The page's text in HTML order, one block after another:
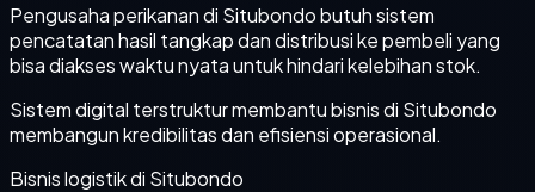
Pengusaha perikanan di Situbondo butuh sistem
pencatatan hasil tangkap dan distribusi ke pembeli yang
bisa diakses waktu nyata untuk hindari kelebihan stok.
Sistem digital terstruktur membantu bisnis di Situbondo
membangun kredibilitas dan efisiensi operasional.
Bisnis logistik di Situbondo